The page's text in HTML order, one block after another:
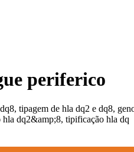
periferico
tipagem de hla dq2 e dq8,
dq2&amp;8, tipificação hla dq